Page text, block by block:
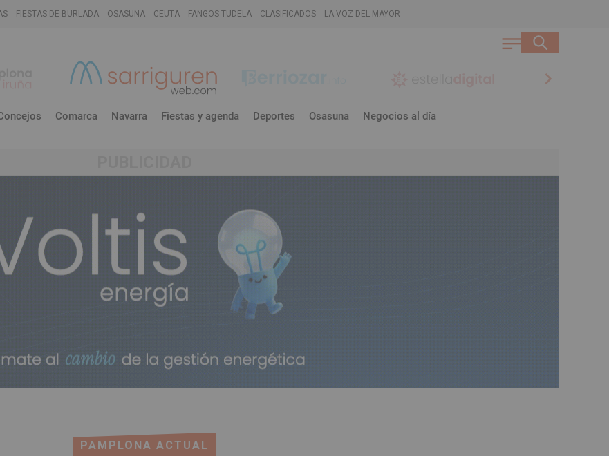
FIESTAS DE BURLADA OSASUNA CEUTA FANGOS TUDELA CLASIFICADOS LA VOZ DEL MAYOR
chevron_right
Comarca Navarra Fiestas y agenda Deportes Osasuna Negocios al día
PAMPLONA ACTUAL